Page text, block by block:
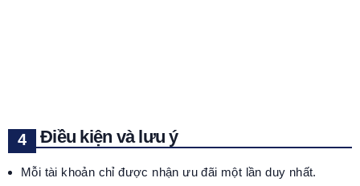
Điều kiện và lưu ý
Mỗi tài khoản chỉ được nhận ưu đãi một lần duy nhất.